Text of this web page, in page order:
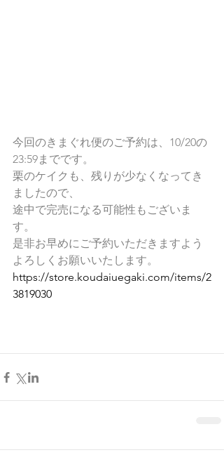
今回のきまぐれ便のご予約は、10/20の
23:59までです。
栗のケイクも、残りが少なくなってき
ましたので、
途中で完売になる可能性もございま
す。
是非お早めにご予約いただきますよう
よろしくお願いいたします。
https://store.koudaiuegaki.com/items/2
3819030